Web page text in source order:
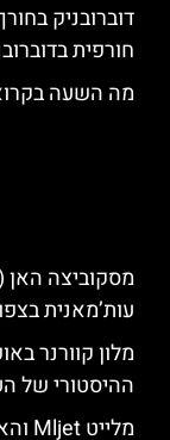
דוברובניק
חורפית
מה השעה
עות’מאנית
ההיסטורי של
מלייט Mljet והאיים הסמוכים – מלונות מומלצים